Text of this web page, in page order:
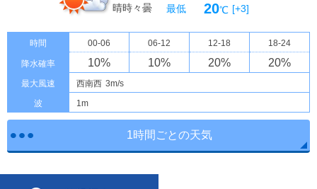
晴時々曇
最低
20℃ [+3]
時間 00-06 06-12 12-18 18-24
降水確率 10% 10% 20% 20%
最大風速 西南西 3m/s
波
1m
1時間ごとの天気